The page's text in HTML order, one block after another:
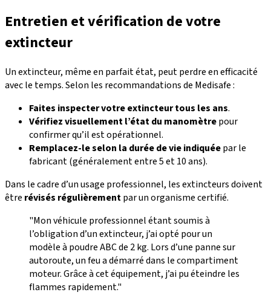
Entretien et vérification de votre
extincteur
Un extincteur, même en parfait état, peut perdre en efficacité
avec le temps. Selon les recommandations de Medisafe :
Faites inspecter votre extincteur tous les ans.
Vérifiez visuellement l’état du manomètrepour
confirmer qu’il est opérationnel.
Remplacez-le selon la durée de vie indiquéepar le
fabricant (généralement entre 5 et 10 ans).
Dans le cadre d’un usage professionnel, les extincteurs doivent
être révisés régulièrementpar un organisme certifié.
"Mon véhicule professionnel étant soumis à
l’obligation d’un extincteur, j’ai opté pour un
modèle à poudre ABC de 2 kg. Lors d’une panne sur
autoroute, un feu a démarré dans le compartiment
moteur. Grâce à cet équipement, j’ai pu éteindre les
flammes rapidement."